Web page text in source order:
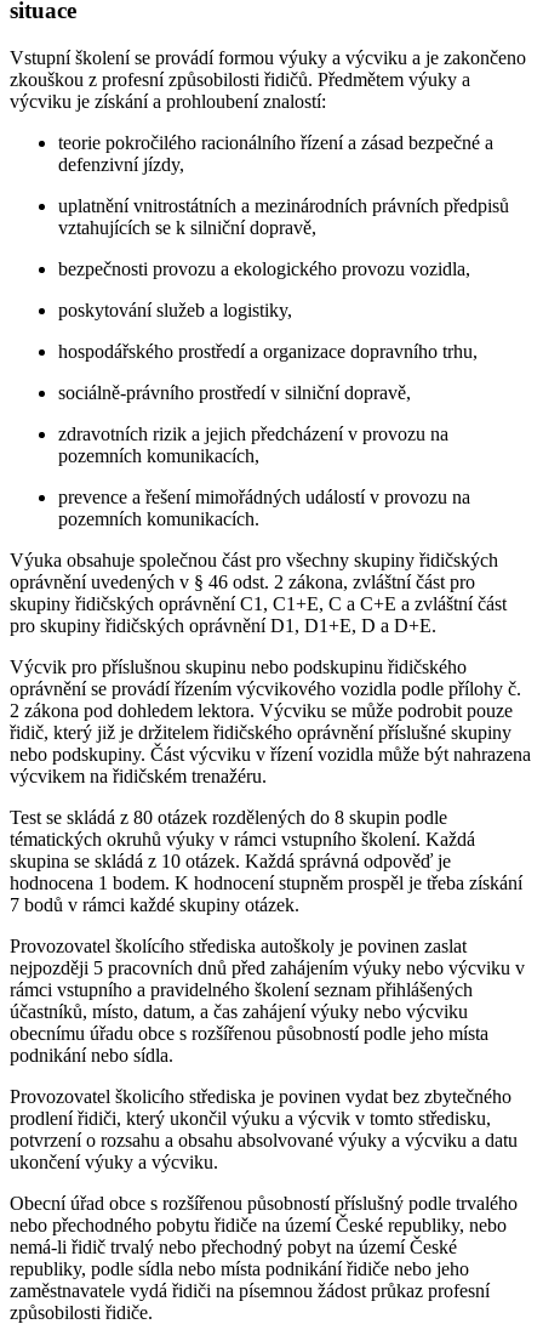
situace
Vstupní školení se provádí formou výuky a výcviku a je zakončeno
zkouškou z profesní způsobilosti řidičů. Předmětem výuky a
výcviku je získání a prohloubení znalostí:
teorie pokročilého racionálního řízení a zásad bezpečné a
defenzivní jízdy,
uplatnění vnitrostátních a mezinárodních právních předpisů
vztahujících se k silniční dopravě,
bezpečnosti provozu a ekologického provozu vozidla,
poskytování služeb a logistiky,
hospodářského prostředí a organizace dopravního trhu,
sociálně-právního prostředí v silniční dopravě,
zdravotních rizik a jejich předcházení v provozu na
pozemních komunikacích,
prevence a řešení mimořádných událostí v provozu na
pozemních komunikacích.
Výuka obsahuje společnou část pro všechny skupiny řidičských
oprávnění uvedených v § 46 odst. 2 zákona, zvláštní část pro
skupiny řidičských oprávnění C1, C1+E, C a C+E a zvláštní část
pro skupiny řidičských oprávnění D1, D1+E, D a D+E.
Výcvik pro příslušnou skupinu nebo podskupinu řidičského
oprávnění se provádí řízením výcvikového vozidla podle přílohy č.
2 zákona pod dohledem lektora. Výcviku se může podrobit pouze
řidič, který již je držitelem řidičského oprávnění příslušné skupiny
nebo podskupiny. Část výcviku v řízení vozidla může být nahrazena
výcvikem na řidičském trenažéru.
Test se skládá z 80 otázek rozdělených do 8 skupin podle
tématických okruhů výuky v rámci vstupního školení. Každá
skupina se skládá z 10 otázek. Každá správná odpověď je
hodnocena 1 bodem. K hodnocení stupněm prospěl je třeba získání
7 bodů v rámci každé skupiny otázek.
Provozovatel školícího střediska autoškoly je povinen zaslat
nejpozději 5 pracovních dnů před zahájením výuky nebo výcviku v
rámci vstupního a pravidelného školení seznam přihlášených
účastníků, místo, datum, a čas zahájení výuky nebo výcviku
obecnímu úřadu obce s rozšířenou působností podle jeho místa
podnikání nebo sídla.
Provozovatel školicího střediska je povinen vydat bez zbytečného
prodlení řidiči, který ukončil výuku a výcvik v tomto středisku,
potvrzení o rozsahu a obsahu absolvované výuky a výcviku a datu
ukončení výuky a výcviku.
Obecní úřad obce s rozšířenou působností příslušný podle trvalého
nebo přechodného pobytu řidiče na území České republiky, nebo
nemá-li řidič trvalý nebo přechodný pobyt na území České
republiky, podle sídla nebo místa podnikání řidiče nebo jeho
zaměstnavatele vydá řidiči na písemnou žádost průkaz profesní
způsobilosti řidiče.